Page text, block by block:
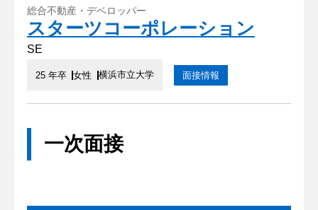
総合不動産・デベロッパー
スターツコーポレーション
SE
25 年卒 女性 横浜市立大学 面接情報
一次面接